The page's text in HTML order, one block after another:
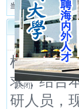
[关闭]
当前位置： 海归招聘网
根据《天
求，结合
研人员，